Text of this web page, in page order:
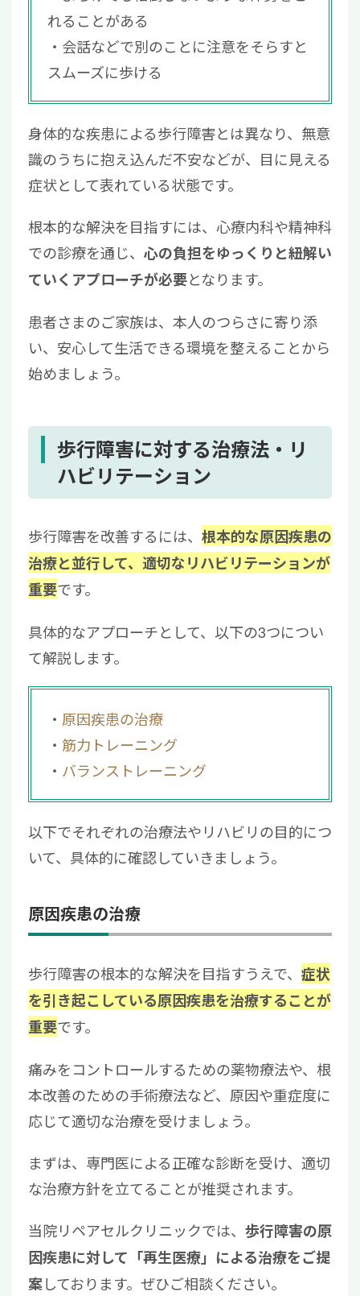
れることがある
会話などで別のことに注意をそらすと
スムーズに歩ける
身体的な疾患による歩行障害とは異なり、無意
識のうちに抱え込んだ不安などが、目に見える
症状として表れている状態です。
根本的な解決を目指すには、心療内科や精神科
での診療を通じ、 心の負担をゆっくりと紐解い
ていくアプローチが必要となります。
患者さまのご家族は、本人のつらさに寄り添
い、安心して生活できる環境を整えることから
始めましょう。
歩行障害に対する治療法・リ
ハビリテーション
歩行障害を改善するには、 根本的な原因疾患の
治療と並行して、適切なリハビリテーションが
重要です。
具体的なアプローチとして、以下の3つについ
て解説します。
原因疾患の治療
筋力トレーニング
バランストレーニング
以下でそれぞれの治療法やリハビリの目的につ
いて、具体的に確認していきましょう。
原因疾患の治療
歩行障害の根本的な解決を目指すうえで、 症状
を引き起こしている原因疾患を治療することが
重要です。
痛みをコントロールするための薬物療法や、根
本改善のための手術療法など、原因や重症度に
応じて適切な治療を受けましょう。
まずは、専門医による正確な診断を受け、適切
な治療方針を立てることが推奨されます。
当院リペアセルクリニックでは、 歩行障害の原
因疾患に対して「再生医療」による治療をご提
案しております。ぜひご相談ください。